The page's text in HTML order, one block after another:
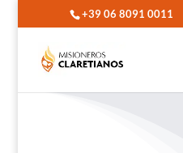
+39 06 8091 0011